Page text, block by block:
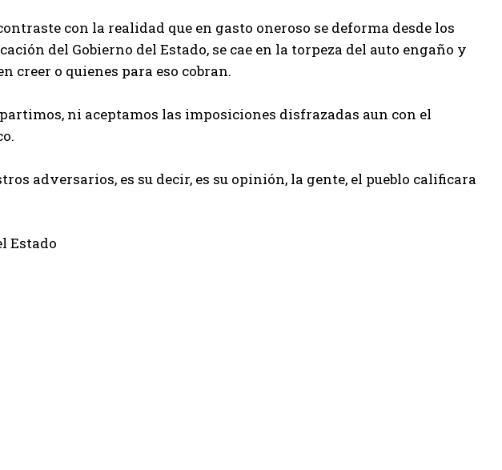
con la realidad que en gasto oneroso se deforma desde los
del Gobierno del Estado, se cae en la torpeza del auto engaño y
creer o quienes para eso cobran.
ni aceptamos las imposiciones disfrazadas aun con el
adversarios, es su decir, es su opinión, la gente, el pueblo calificara
Estado